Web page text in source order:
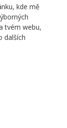
kde mě
tvém webu,
dalších